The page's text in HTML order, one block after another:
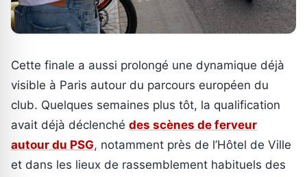
Cette finale a aussi prolongé une dynamique déjà
visible à Paris autour du parcours européen du
club. Quelques semaines plus tôt, la qualification
avait déjà déclenché des scènes de ferveur
autour du PSG, notamment près de l’Hôtel de Ville
et dans les lieux de rassemblement habituels des